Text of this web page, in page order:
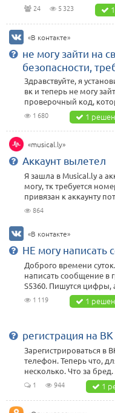
24 5 323
«В контакте»
не могу зайти на
безопасности,
Здравствуйте, я
вк и теперь не могу
проверочный код,
1 680 1
«musical.ly»
Аккаунт вылетел
Я зашла в Musical.ly а
могу, тк требуется
привязан к аккаунту
864
«В контакте»
НЕ могу написать
Доброго времени
написать сообщение в
S5360. Пишутся цифры,
1 119 1
регистрация на
Зарегистрироваться в
телефон. Теперь что,
несколько. Что за
1 944 1